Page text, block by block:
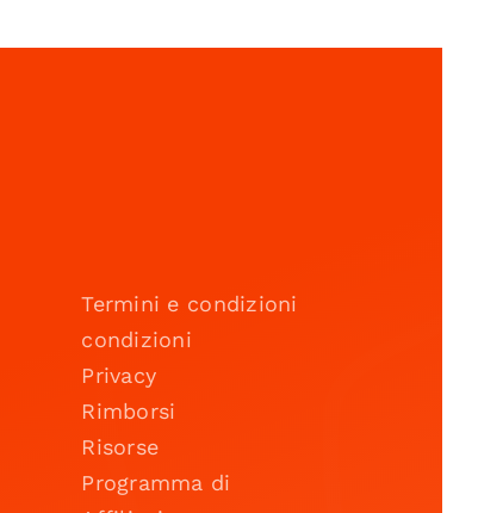
Termini e condizioni
condizioni
Privacy
Rimborsi
Risorse
Programma di